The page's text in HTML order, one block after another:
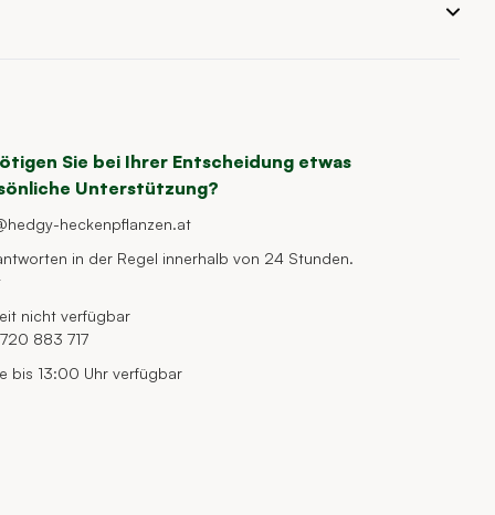
Sie bei Ihrer Entscheidung etwas
Unterstützung?
heckenpflanzen.at
in der Regel innerhalb von 24 Stunden.
nicht verfügbar
883 717
bis 13:00 Uhr verfügbar